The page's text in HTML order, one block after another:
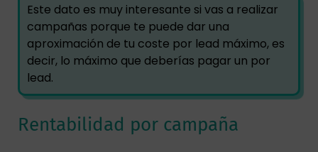
Este dato es muy interesante si vas a realizar
campañas porque te puede dar una
aproximación de tu coste por lead máximo, es
decir, lo máximo que deberías pagar un por
lead.
Rentabilidad por campaña